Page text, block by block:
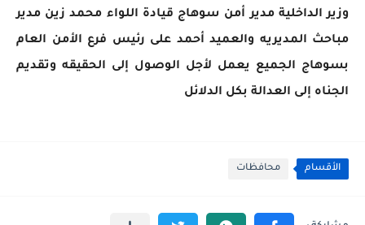
وزير الداخلية مدير أمن سوهاج قيادة اللواء محمد زين مدير
مباحث المديريه والعميد أحمد على رئيس فرع الأمن العام
بسوهاج الجميع يعمل لأجل الوصول إلى الحقيقه وتقديم
الجناه إلى العدالة بكل الدلائل
الأقسام محافظات